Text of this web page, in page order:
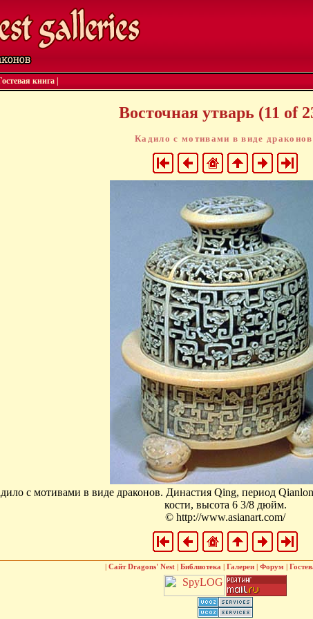
книга
Восточная утварь (11 of
Кадило с мотивами в виде
с мотивами в виде драконов. Династия Qing, период
кости, высота 6 3/8 дюйм.
© http://www.asianart.com/
| Сайт Dragons' Nest| Библиотека | Галереи| Форум |